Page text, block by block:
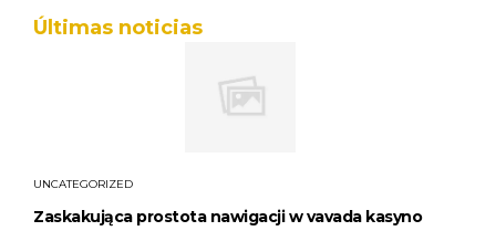
Últimas noticias
UNCATEGORIZED
Zaskakująca prostota nawigacji w vavada kasyno